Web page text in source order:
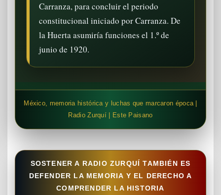
Carranza, para concluir el periodo
constitucional iniciado por Carranza. De
la Huerta asumiría funciones el 1.º de
junio de 1920.
México, memoria histórica y luchas que marcaron época |
Radio Zurquí | Este Paisano
SOSTENER A RADIO ZURQUÍ TAMBIÉN ES
DEFENDER LA MEMORIA Y EL DERECHO A
COMPRENDER LA HISTORIA